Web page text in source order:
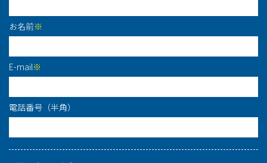
お名前※
E-mail※
電話番号（半角）